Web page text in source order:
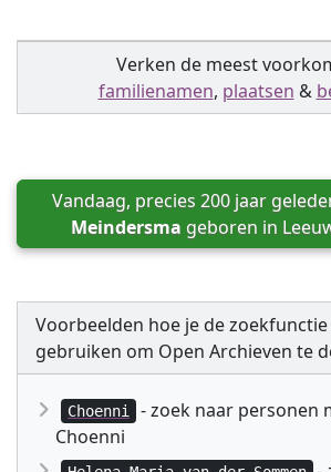
Verken de meest
familienamen, plaatsen &
Vandaag, precies 200 jaar
Meindersma geboren in
Voorbeelden hoe je de
gebruiken om Open Archieven te
Choenni
- zoek naar personen
Choenni